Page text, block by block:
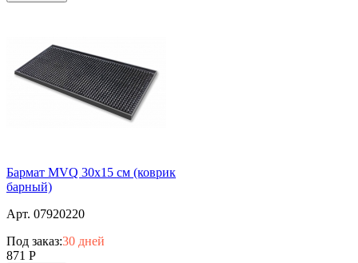
Бармат MVQ 30х15 см (коврик
барный)
Арт. 07920220
Под заказ:30 дней
871 Р